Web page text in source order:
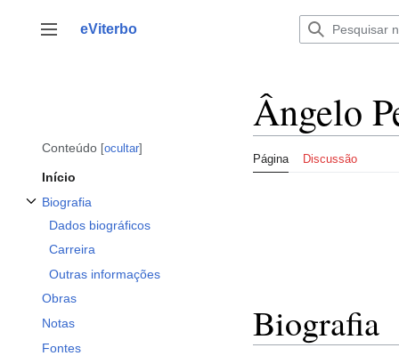
para
Alternar barra lateral
eViterbo
Conteúdo ocultar
Início
Biografia
Dados biográficos
Carreira
Outras informações
Obras
Notas
Fontes
Ângelo
Página Discussão
Biografia